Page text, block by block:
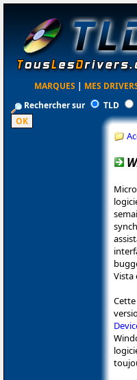
MARQUES | MES
Rechercher sur
TLD
Vista